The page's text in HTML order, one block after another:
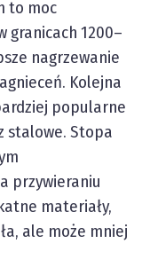
to moc
granicach 1200–
nagrzewanie
Kolejna
popularne
stalowe. Stopa
przywieraniu
materiały,
ale może mniej